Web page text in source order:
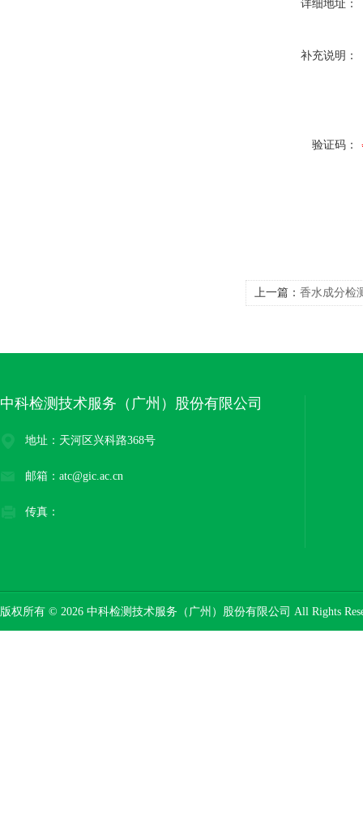
详细地址：
补充说明：
验证码：
上一篇： 香水成分检
中科检测技术服务（广州）股份有限公司
地址：天河区兴科路368号
邮箱：atc@gic.ac.cn
传真：
版权所有 © 2026 中科检测技术服务（广州）股份有限公司 All Rights